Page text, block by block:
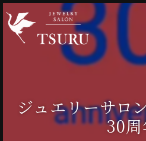
ジュエリーサロ
30